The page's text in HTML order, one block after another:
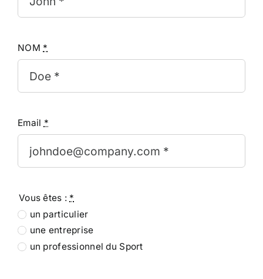
NOM *
Email *
Vous êtes : *
un particulier
une entreprise
un professionnel du Sport